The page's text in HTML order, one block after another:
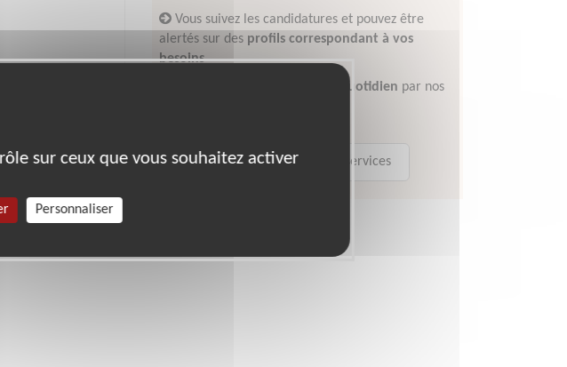
ici !
Vous suivez les candidatures et pouvez être
alertés sur des profils correspondant à vos
besoins
Vous êtes accompagnés au quotidien par nos
En savoir plus sur les services
sur ceux que vous souhaitez activer
Personnaliser